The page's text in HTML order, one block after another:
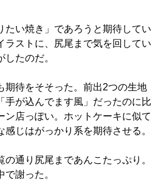
たい焼き」であろうと期待してい
ラストに、尻尾まで気を回してい
たのだ。
期待をそそった。前出2つの生地
手が込んでます風」だったのに比
ン店っぽい。ホットケーキに似て
じはがっかり系を期待させる。
通り尻尾まであんこたっぷり。
謝った。